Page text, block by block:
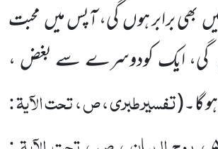
بھی برابر ہوں گی، آپس میں محبت
گی، ایک کودوسرے سے بغض ،
گا۔(تفسیرطبری ، ص ، تحت الآیۃ :